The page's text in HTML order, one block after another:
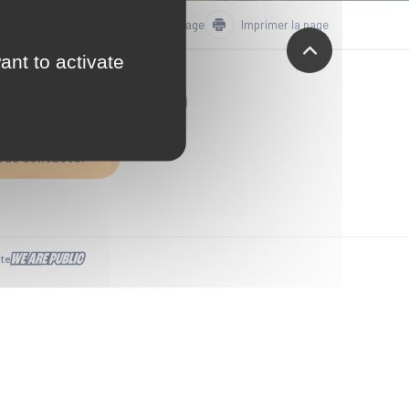
Partager la page Imprimer la page
à La Teste News
contacter
to activate